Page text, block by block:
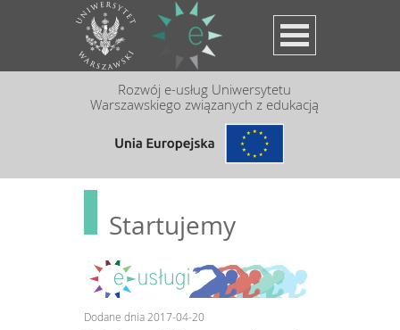
Przejdź do treści
Rozwój e-usług Uniwersytetu
Warszawskiego związanych z edukacją
Startujemy
Dodane dnia 2017-04-20